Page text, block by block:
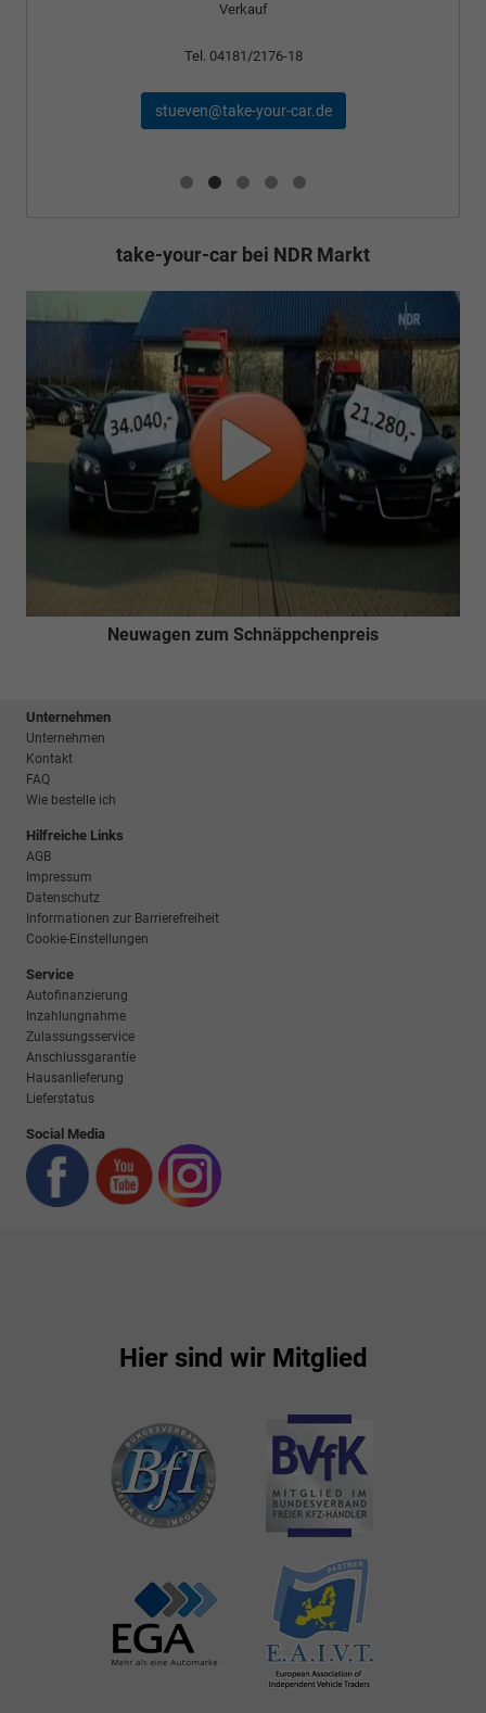
Verkauf
Tel. 04181/2176-18
stueven@take-your-car.de
take-your-car bei NDR Markt
Neuwagen zum Schnäppchenpreis
Unternehmen
Unternehmen
Kontakt
FAQ
Wie bestelle ich
Hilfreiche Links
AGB
Impressum
Datenschutz
Informationen zur Barrierefreiheit
Cookie-Einstellungen
Service
Autofinanzierung
Inzahlungnahme
Zulassungsservice
Anschlussgarantie
Hausanlieferung
Lieferstatus
Social Media
Hier sind wir Mitglied